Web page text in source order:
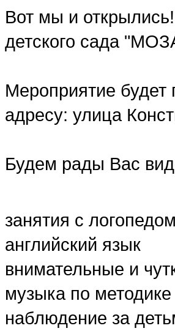
Вот мы и
детского сада
Мероприятие будет
адресу: улица
Будем рады Вас
занятия с
английский язык
внимательные и
музыка по
наблюдение за